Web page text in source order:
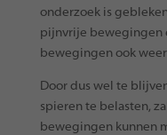
onderzoek is
pijnvrije bewegingen
bewegingen ook
Door dus wel te
spieren te belasten,
bewegingen kunnen